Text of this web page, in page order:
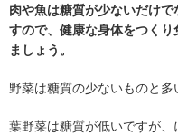
肉や魚は糖質が少ないだけ
すので、健康な身体をつく
ましょう。
野菜は糖質の少ないものと多
葉野菜は糖質が低いですが